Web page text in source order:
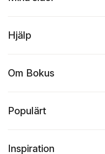
Hjälp
Om Bokus
Populärt
Inspiration